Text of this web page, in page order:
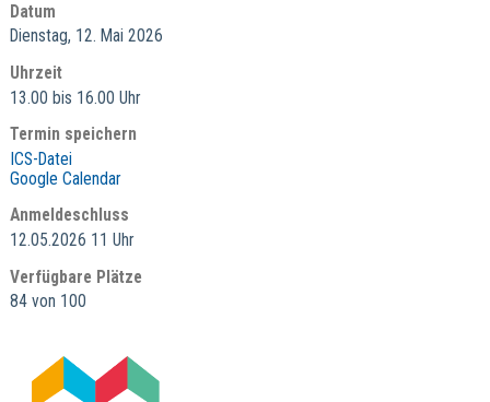
Datum
Dienstag, 12. Mai 2026
Uhrzeit
13.00 bis 16.00 Uhr
Termin speichern
ICS-Datei
Google Calendar
Anmeldeschluss
12.05.2026 11 Uhr
Verfügbare Plätze
84 von 100